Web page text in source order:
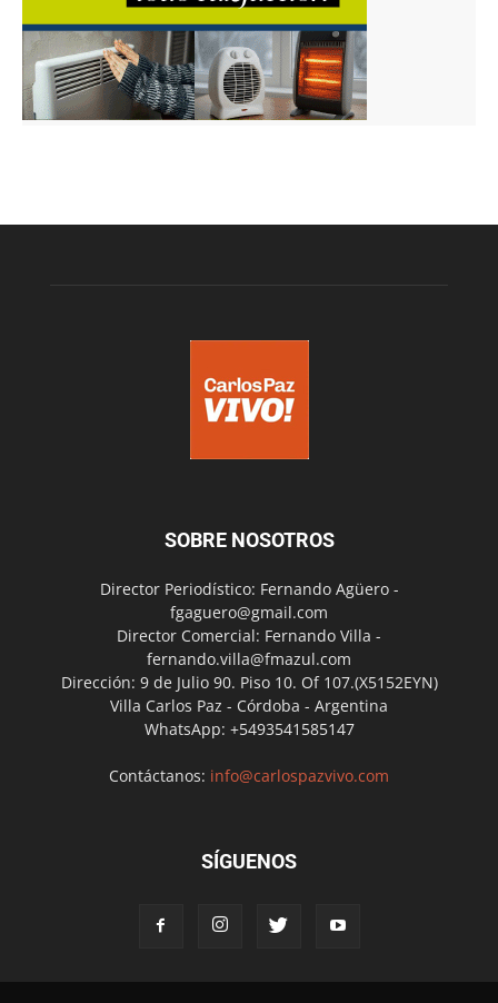
SOBRE NOSOTROS
Director Periodístico: Fernando Agüero -
fgaguero@gmail.com
Director Comercial: Fernando Villa -
fernando.villa@fmazul.com
Dirección: 9 de Julio 90. Piso 10. Of 107.(X5152EYN)
Villa Carlos Paz - Córdoba - Argentina
WhatsApp: +5493541585147
Contáctanos: info@carlospazvivo.com
SÍGUENOS